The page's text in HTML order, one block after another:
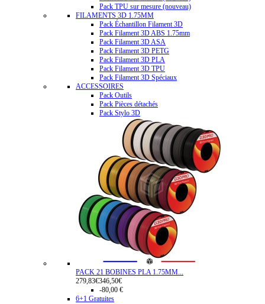
Pack TPU sur mesure (nouveau)
FILAMENTS 3D 1.75MM
Pack Échantillon Filament 3D
Pack Filament 3D ABS 1.75mm
Pack Filament 3D ASA
Pack Filament 3D PETG
Pack Filament 3D PLA
Pack Filament 3D TPU
Pack Filament 3D Spéciaux
ACCESSOIRES
Pack Outils
Pack Pièces détachés
Pack Stylo 3D
PACK 21 BOBINES PLA 1.75MM...
279,83€346,50€
-80,00 €
6+1 Gratuites